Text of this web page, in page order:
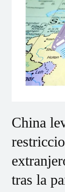
China
tras la